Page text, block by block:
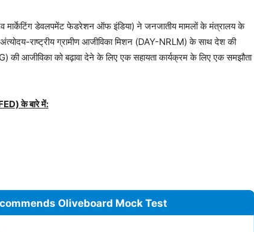
मार्केटिंग डेवलपमेंट फेडरेशन ऑफ इंडिया) ने जनजातीय मामलों के मंत्रालय के
राष्ट्रीय ग्रामीण आजीविका मिशन (DAY-NRLM) के साथ देश की
की आजीविका को बढ़ावा देने के लिए एक सहायता कार्यक्रम के लिए एक समझौता
के बारे में:
Oliveboard Mock Test